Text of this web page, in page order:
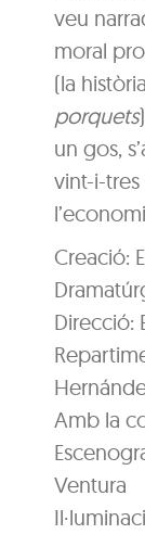
veu
moral
(la
porquets
un gos,
vint-i-
Creació:
Direcció:
Amb la
Ventura